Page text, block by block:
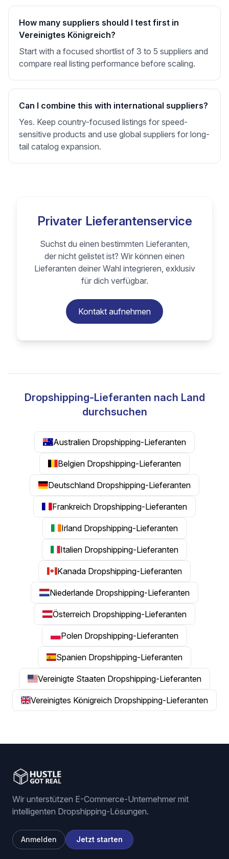
How many suppliers should I test first in
Vereinigtes Königreich?
Start with a focused shortlist of 3 to 5 suppliers and
compare real listing performance before scaling.
Can I combine this with international suppliers?
Yes. Keep country-focused listings for speed-
sensitive products and use global suppliers for long-
tail catalog expansion.
Privater Lieferantenservice
Suchst du einen bestimmten Lieferanten,
der nicht gelistet ist? Wir können einen
Lieferanten deiner Wahl integrieren, exklusiv
für dich verfügbar.
Kontakt aufnehmen
Dropshipping-Lieferanten nach Land
durchsuchen
Australien Dropshipping-Lieferanten
Belgien Dropshipping-Lieferanten
Deutschland Dropshipping-Lieferanten
Frankreich Dropshipping-Lieferanten
Irland Dropshipping-Lieferanten
Italien Dropshipping-Lieferanten
Kanada Dropshipping-Lieferanten
Niederlande Dropshipping-Lieferanten
Österreich Dropshipping-Lieferanten
Polen Dropshipping-Lieferanten
Spanien Dropshipping-Lieferanten
Vereinigte Staaten Dropshipping-Lieferanten
Vereinigtes Königreich Dropshipping-Lieferanten
Wir unterstützen E-Commerce-Unternehmer mit
intelligenten Dropshipping-Lösungen.
Anmelden Jetzt starten